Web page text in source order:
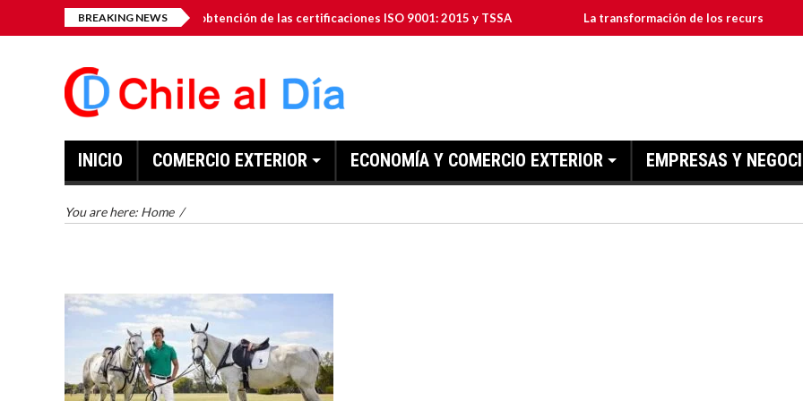
BREAKING NEWS
Gen Inc. anuncia la obtención de las certificaciones ISO 9001: 2015 y TSSA La transformación de los recursos humanos en
INICIO COMERCIO EXTERIOR ECONOMÍA Y COMERCIO EXTERIOR EMPRESAS Y
You are here: Home /